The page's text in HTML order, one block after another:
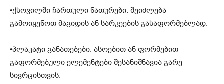
•ქსოვილში ჩართული ნათურები: შეიძლება
გამოიყენოთ მაგიდის ან სარკეების გასაფორმებლად.
•პლაკატი განათებები: ასოებით ან ფორმებით
გაფორმებული ელემენტები შესანიშნავია გარე
სივრცისთვის.